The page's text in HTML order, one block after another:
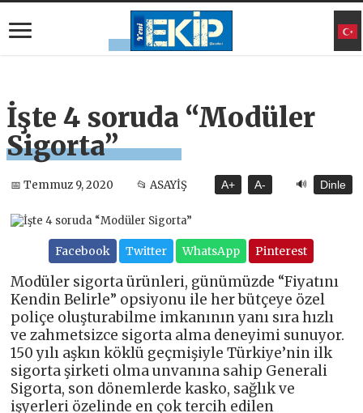
İşte 4 soruda “Modüler
Sigorta”
📅 Temmuz 9, 2020 📂 ASAYİŞ A+ A- 🔊 Dinle
Facebook Twitter WhatsApp Pinterest
Modüler sigorta ürünleri, günümüzde “Fiyatını
Kendin Belirle” opsiyonu ile her bütçeye özel
poliçe oluşturabilme imkanının yanı sıra hızlı
ve zahmetsizce sigorta alma deneyimi sunuyor.
150 yılı aşkın köklü geçmişiyle Türkiye’nin ilk
sigorta şirketi olma unvanına sahip Generali
Sigorta, son dönemlerde kasko, sağlık ve
işyerleri özelinde en çok tercih edilen